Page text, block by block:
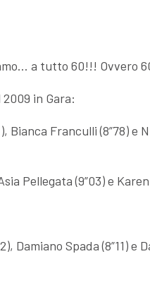
a tutto 60!!! Ovvero
in Gara:
Bianca Franculli (8”78) e
Pellegata (9”03) e Karen
Damiano Spada (8”11) e